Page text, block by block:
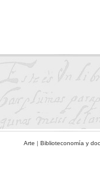
Arte | Biblioteconomía y